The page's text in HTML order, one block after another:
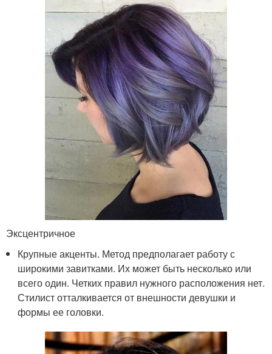
Эксцентричное
Крупные акценты. Метод предполагает работу с
широкими завитками. Их может быть несколько или
всего один. Четких правил нужного расположения нет.
Стилист отталкивается от внешности девушки и
формы ее головки.